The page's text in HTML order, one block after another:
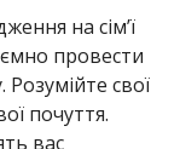
на сім’ї
провести
Розумійте свої
почуття.
вас